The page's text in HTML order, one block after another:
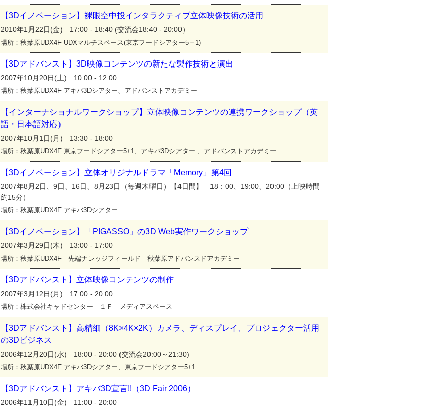
【3Dイノベーション】裸眼空中投インタラクティブ立体映像技術の活用
2010年1月22日(金) 17:00 - 18:40 (交流会18:40 - 20:00）
場所：秋葉原UDX4F UDXマルチスペース(東京フードシアター5＋1)
【3Dアドバンスト】3D映像コンテンツの新たな製作技術と演出
2007年10月20日(土) 10:00 - 12:00
場所：秋葉原UDX4F アキバ3Dシアター、アドバンストアカデミー
【インターナショナルワークショップ】立体映像コンテンツの連携ワークショップ（英
語・日本語対応）
2007年10月1日(月) 13:30 - 18:00
場所：秋葉原UDX4F 東京フードシアター5+1、アキバ3Dシアター 、アドバンストアカデミー
【3Dイノベーション】立体オリジナルドラマ「Memory」第4回
2007年8月2日、9日、16日、8月23日（毎週木曜日）【4日間】 18：00、19:00、20:00（上映時間
約15分）
場所：秋葉原UDX4F アキバ3Dシアター
【3Dイノベーション】「P!GASSO」の3D Web実作ワークショップ
2007年3月29日(木) 13:00 - 17:00
場所：秋葉原UDX4F 先端ナレッジフィールド 秋葉原アドバンスドアカデミー
【3Dアドバンスト】立体映像コンテンツの制作
2007年3月12日(月) 17:00 - 20:00
場所：株式会社キャドセンター １Ｆ メディアスペース
【3Dアドバンスト】高精細（8K×4K×2K）カメラ、ディスプレイ、プロジェクター活用
の3Dビジネス
2006年12月20日(水) 18:00 - 20:00 (交流会20:00～21:30)
場所：秋葉原UDX4F アキバ3Dシアター、東京フードシアター5+1
【3Dアドバンスト】アキバ3D宣言!!（3D Fair 2006）
2006年11月10日(金) 11:00 - 20:00